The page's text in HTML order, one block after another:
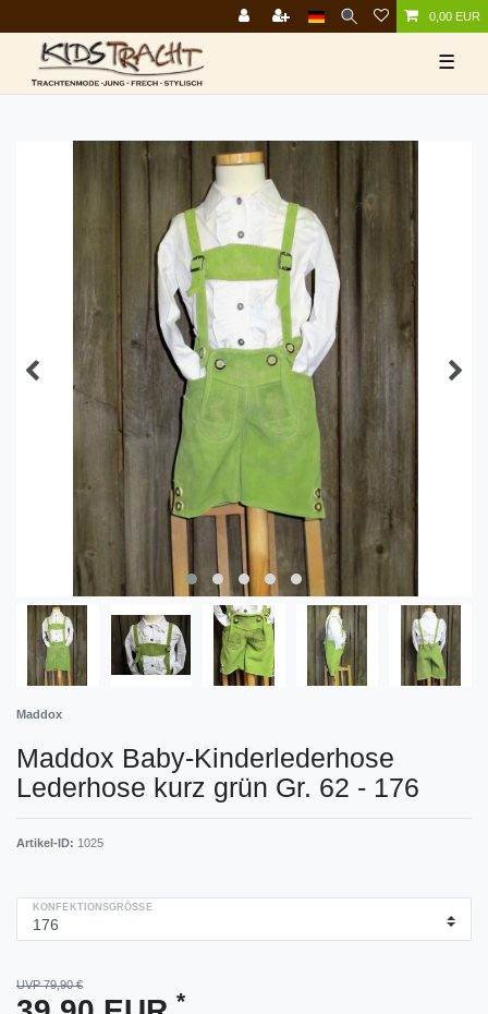
0,00 EUR
☰
Maddox
Maddox Baby-Kinderlederhose
Lederhose kurz grün Gr. 62 - 176
Artikel-ID: 1025
KONFEKTIONSGRÖSSE
UVP 79,90 €
*